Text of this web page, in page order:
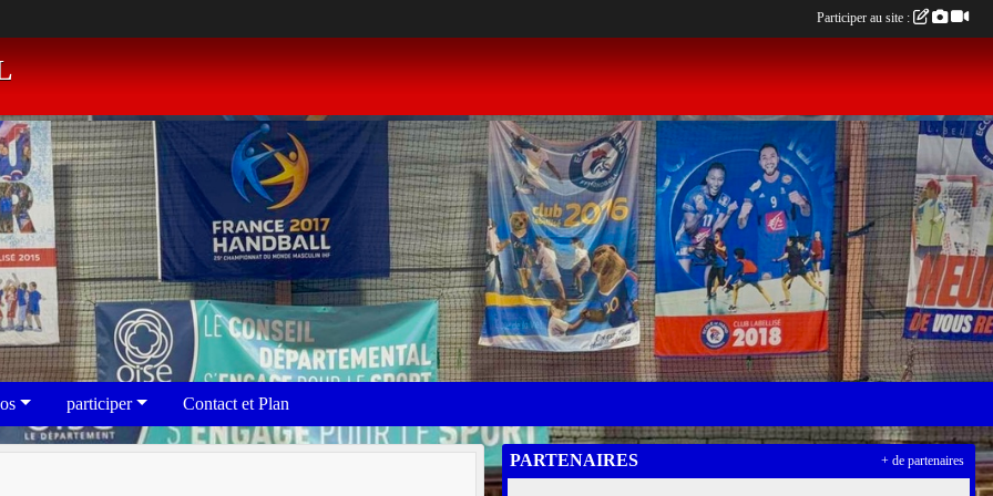
participer Contact et Plan
PARTENAIRES + de partenaires
Participer au site :